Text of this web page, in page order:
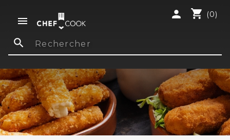

shopping_cart (0)
person
search